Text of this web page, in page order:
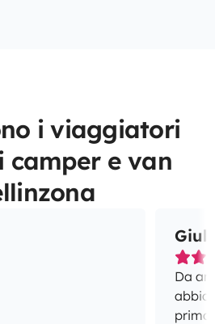
i viaggiatori
camper e van
Da
prima